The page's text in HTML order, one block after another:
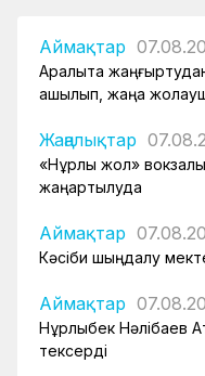
Аймақтар
Арқалықта
ашылып, жаңа
Жаңалықтар
«Нұрлы жол»
жаңартылуда
Аймақтар
Кәсіби шыңдалу
Аймақтар
Нұрлыбек Нәлібаев
тексерді